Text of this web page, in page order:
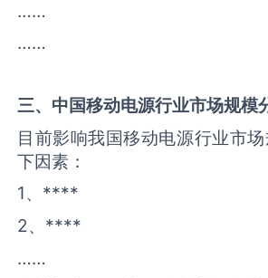
……
……
三、中国移动电源行业市场规模
目前影响我国移动电源行业市
下因素：
1、****
2、****
……